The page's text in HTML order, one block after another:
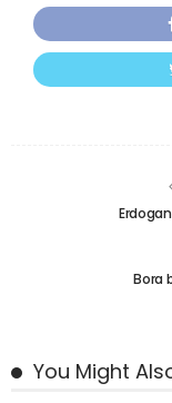
Bora
You Might